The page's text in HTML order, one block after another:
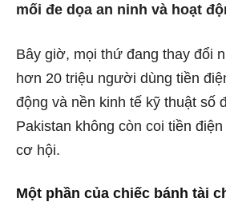
mối đe dọa an ninh và hoạt
Bây giờ, mọi thứ đang thay đổi
hơn 20 triệu người dùng tiền
động và nền kinh tế kỹ thuật số
Pakistan không còn coi tiền
cơ hội.
Một phần của chiếc bánh tài